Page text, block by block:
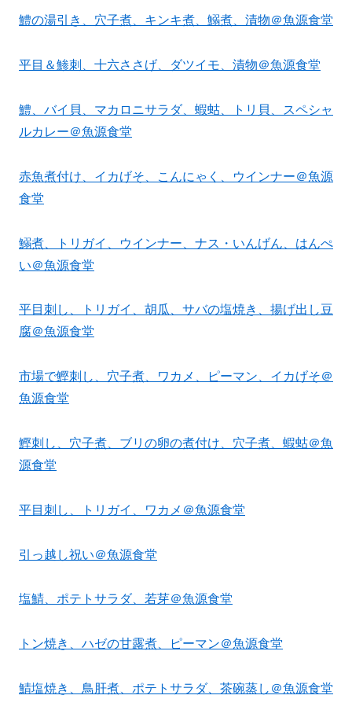
鱧の湯引き、穴子煮、キンキ煮、鰯煮、漬物＠魚源食堂
平目＆鯵刺、十六ささげ、ダツイモ、漬物＠魚源食堂
鱧、バイ貝、マカロニサラダ、蝦蛄、トリ貝、スペシャ
ルカレー＠魚源食堂
赤魚煮付け、イカげそ、こんにゃく、ウインナー＠魚源
食堂
鰯煮、トリガイ、ウインナー、ナス・いんげん、はんぺ
い＠魚源食堂
平目刺し、トリガイ、胡瓜、サバの塩焼き、揚げ出し豆
腐＠魚源食堂
市場で鰹刺し、穴子煮、ワカメ、ピーマン、イカげそ＠
魚源食堂
鰹刺し、穴子煮、ブリの卵の煮付け、穴子煮、蝦蛄＠魚
源食堂
平目刺し、トリガイ、ワカメ＠魚源食堂
引っ越し祝い＠魚源食堂
塩鯖、ポテトサラダ、若芽＠魚源食堂
トン焼き、ハゼの甘露煮、ピーマン＠魚源食堂
鯖塩焼き、鳥肝煮、ポテトサラダ、茶碗蒸し＠魚源食堂